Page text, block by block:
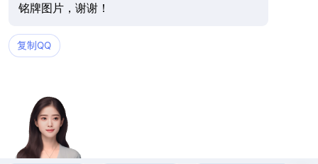
铭牌图片，谢谢！
复制QQ